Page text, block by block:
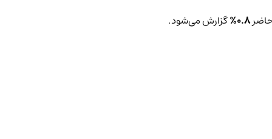
0.8% گزارش می‌شود.